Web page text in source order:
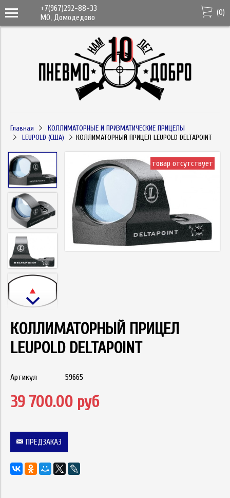
+7(967)292-88-33
МО, Домодедово
(0)
Главная
КОЛЛИМАТОРНЫЕ И ПРИЗМАТИЧЕСКИЕ ПРИЦЕЛЫ
LEUPOLD (США)
КОЛЛИМАТОРНЫЙ ПРИЦЕЛ LEUPOLD DELTAPOINT
товар отсутствует
КОЛЛИМАТОРНЫЙ ПРИЦЕЛ
LEUPOLD DELTAPOINT
Артикул 59665
39 700.00 руб
ПРЕДЗАКАЗ